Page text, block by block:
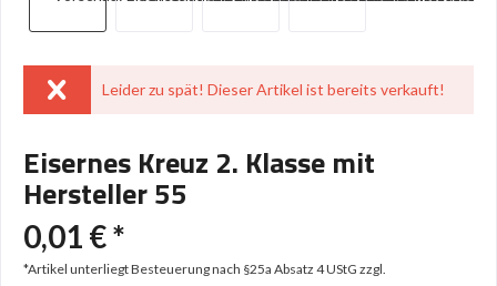
Leider zu spät! Dieser Artikel ist bereits verkauft!
Eisernes Kreuz 2. Klasse mit
Hersteller 55
0,01 € *
*Artikel unterliegt Besteuerung nach §25a Absatz 4 UStG zzgl.